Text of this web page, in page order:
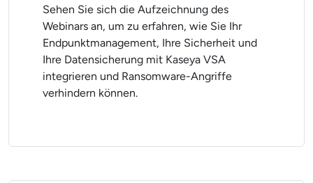
Sehen Sie sich die Aufzeichnung des
Webinars an, um zu erfahren, wie Sie Ihr
Endpunktmanagement, Ihre Sicherheit und
Ihre Datensicherung mit Kaseya VSA
integrieren und Ransomware-Angriffe
verhindern können.